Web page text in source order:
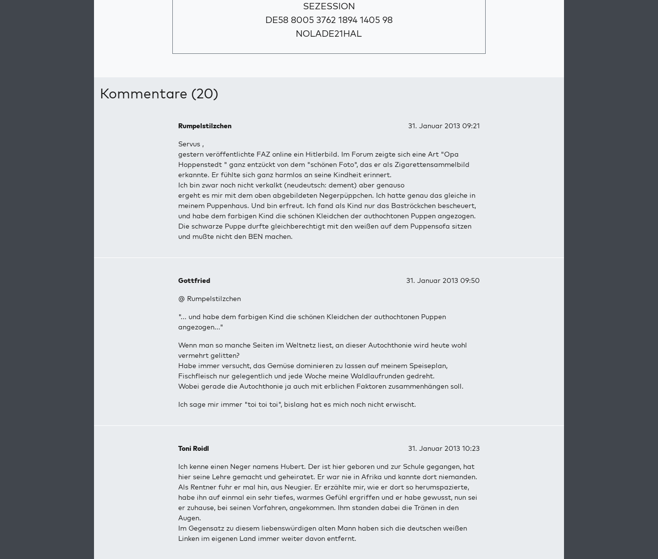
SEZESSION
DE58 8005 3762 1894 1405 98
NOLADE21HAL
Kommentare (20)
Rumpelstilzchen 31. Januar 2013 09:21
Servus ,
gestern veröffentlichte FAZ online ein Hitlerbild. Im Forum zeigte sich eine Art "Opa
Hoppenstedt " ganz entzückt von dem "schönen Foto", das er als Zigarettensammelbild
erkannte. Er fühlte sich ganz harmlos an seine Kindheit erinnert.
Ich bin zwar noch nicht verkalkt (neudeutsch: dement) aber genauso
ergeht es mir mit dem oben abgebildeten Negerpüppchen. Ich hatte genau das gleiche in
meinem Puppenhaus. Und bin erfreut. Ich fand als Kind nur das Baströckchen bescheuert,
und habe dem farbigen Kind die schönen Kleidchen der authochtonen Puppen angezogen.
Die schwarze Puppe durfte gleichberechtigt mit den weißen auf dem Puppensofa sitzen
und mußte nicht den BEN machen.
Gottfried 31. Januar 2013 09:50
@ Rumpelstilzchen
"... und habe dem farbigen Kind die schönen Kleidchen der authochtonen Puppen
angezogen..."
Wenn man so manche Seiten im Weltnetz liest, an dieser Autochthonie wird heute wohl
vermehrt gelitten?
Habe immer versucht, das Gemüse dominieren zu lassen auf meinem Speiseplan,
Fischfleisch nur gelegentlich und jede Woche meine Waldlaufrunden gedreht.
Wobei gerade die Autochthonie ja auch mit erblichen Faktoren zusammenhängen soll.
Ich sage mir immer "toi toi toi", bislang hat es mich noch nicht erwischt.
Toni Roidl 31. Januar 2013 10:23
Ich kenne einen Neger namens Hubert. Der ist hier geboren und zur Schule gegangen, hat
hier seine Lehre gemacht und geheiratet. Er war nie in Afrika und kannte dort niemanden.
Als Rentner fuhr er mal hin, aus Neugier. Er erzählte mir, wie er dort so herumspazierte,
habe ihn auf einmal ein sehr tiefes, warmes Gefühl ergriffen und er habe gewusst, nun sei
er zuhause, bei seinen Vorfahren, angekommen. Ihm standen dabei die Tränen in den
Augen.
Im Gegensatz zu diesem liebenswürdigen alten Mann haben sich die deutschen weißen
Linken im eigenen Land immer weiter davon entfernt.